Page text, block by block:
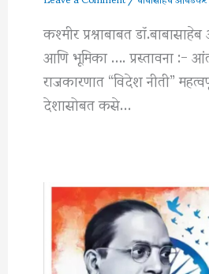
कश्मीर प्रश्नाबाबत
आणि भूमिका …. प्रस्तावना :-
राजकारणात “विदेश नीती”
देशासोबत कसे…